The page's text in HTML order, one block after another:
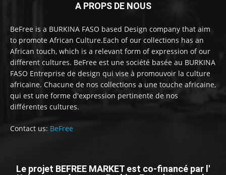
A PROPS DE NOUS
BeFree is a BURKINA FASO based Design company that aim
to promote African Culture.Each of our collections has an
African touch, which is a relevant form of expression of our
different cultures. BeFree est une société basée au BURKINA
FASO Entreprise de design qui vise à promouvoir la culture
africaine. Chacune de nos collections a une touche africaine,
qui est une forme d'expression pertinente de nos
différentes cultures.
Contact us: BeFree
Le projet BEFREE MARKET est co-financé par l'